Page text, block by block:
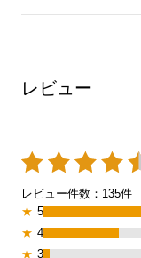
レビュー
レビュー件数： 135件
★ 5
★ 4
★ 3